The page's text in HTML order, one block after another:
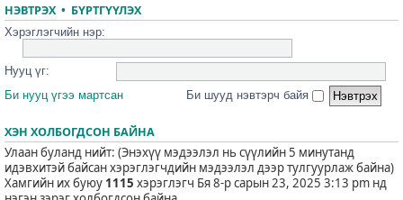
НЭВТРЭХ• БҮРТГҮҮЛЭХ
Хэрэглэгчийн нэр:
Нууц үг:
Би нууц үгээ мартсан
Би шууд нэвтэрч байя
ХЭН ХОЛБОГДСОН БАЙНА
Улаан буланд нийт: (Энэхүү мэдээлэл нь сүүлийн 5 минутанд
идэвхитэй байсан хэрэглэгчдийн мэдээлэл дээр тулгуурлаж байна)
Хамгийн их буюу 1115 хэрэглэгч Бя 8-р сарын 23, 2025 3:13 pm нд